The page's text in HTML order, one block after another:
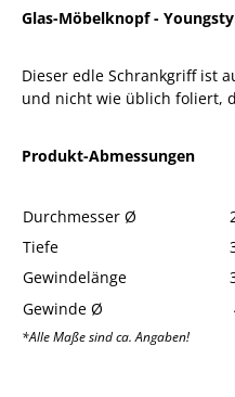
Glas-Möbelknopf -
Dieser edle Schrankgriff ist
und nicht wie üblich foliert,
Produkt-Abmessungen
Durchmesser Ø
Tiefe
Gewindelänge
Gewinde Ø
*Alle Maße sind ca. Angaben!